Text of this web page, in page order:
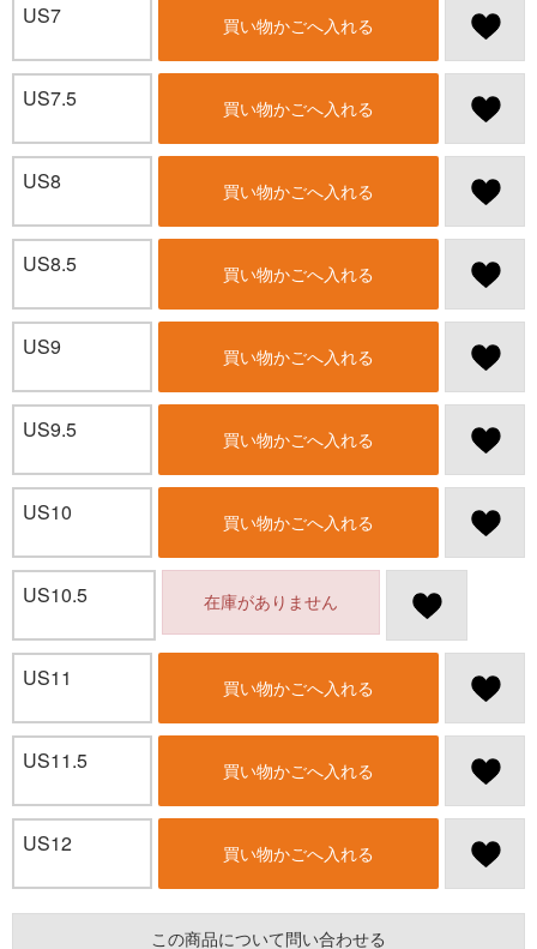
US7 買い物かごへ入れる
US7.5 買い物かごへ入れる
US8 買い物かごへ入れる
US8.5 買い物かごへ入れる
US9 買い物かごへ入れる
US9.5 買い物かごへ入れる
US10 買い物かごへ入れる
US10.5 在庫がありません
US11 買い物かごへ入れる
US11.5 買い物かごへ入れる
US12 買い物かごへ入れる
この商品について問い合わせる